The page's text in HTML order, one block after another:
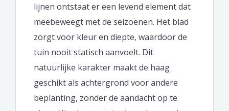
lijnen ontstaat er een levend element dat
meebeweegt met de seizoenen. Het blad
zorgt voor kleur en diepte, waardoor de
tuin nooit statisch aanvoelt. Dit
natuurlijke karakter maakt de haag
geschikt als achtergrond voor andere
beplanting, zonder de aandacht op te